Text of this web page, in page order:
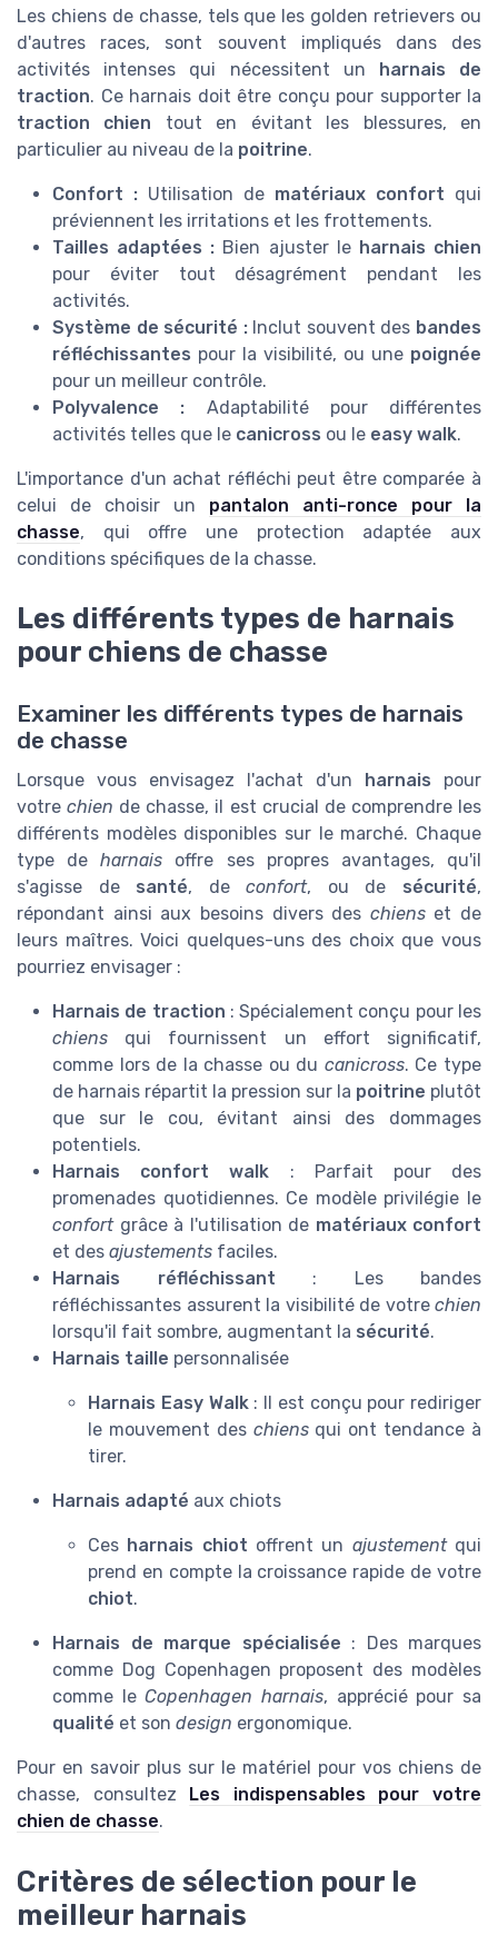
Les chiens de chasse, tels que les golden retrievers ou
d'autres races, sont souvent impliqués dans des
activités intenses qui nécessitent un harnais de
traction. Ce harnais doit être conçu pour supporter la
traction chien tout en évitant les blessures, en
particulier au niveau de la poitrine.
Confort : Utilisation de matériaux confort qui
préviennent les irritations et les frottements.
Tailles adaptées : Bien ajuster le harnais chien
pour éviter tout désagrément pendant les
activités.
Système de sécurité :Inclut souvent des bandes
réfléchissantes pour la visibilité, ou une poignée
pour un meilleur contrôle.
Polyvalence : Adaptabilité pour différentes
activités telles que le canicross ou le easy walk.
L'importance d'un achat réfléchi peut être comparée à
celui de choisir un pantalon anti-ronce pour la
chasse, qui offre une protection adaptée aux
conditions spécifiques de la chasse.
Les différents types de harnais
pour chiens de chasse
Examiner les différents types de harnais
de chasse
Lorsque vous envisagez l'achat d'un harnais pour
votrechien de chasse, il est crucial de comprendre les
différents modèles disponibles sur le marché. Chaque
type deharnais offre ses propres avantages, qu'il
s'agisse de santé, deconfort, ou de sécurité,
répondant ainsi aux besoins divers des chienset de
leurs maîtres. Voici quelques-uns des choix que vous
pourriez envisager :
Harnais de traction : Spécialement conçu pour les
chiens qui fournissent un effort significatif,
comme lors de la chasse ou du canicross. Ce type
de harnais répartit la pression sur la poitrine plutôt
que sur le cou, évitant ainsi des dommages
potentiels.
Harnais confort walk : Parfait pour des
promenades quotidiennes. Ce modèle privilégie le
confortgrâce à l'utilisation de matériaux confort
et des ajustements faciles.
Harnais réfléchissant : Les bandes
réfléchissantes assurent la visibilité de votre chien
lorsqu'il fait sombre, augmentant la sécurité.
Harnais taille personnalisée
Harnais Easy Walk: Il est conçu pour rediriger
le mouvement des chiensqui ont tendance à
tirer.
Harnais adapté aux chiots
Ces harnais chiot offrent un ajustementqui
prend en compte la croissance rapide de votre
chiot.
Harnais de marque spécialisée : Des marques
comme Dog Copenhagen proposent des modèles
comme leCopenhagen harnais, apprécié pour sa
qualité et son design ergonomique.
Pour en savoir plus sur le matériel pour vos chiens de
chasse, consultez
Les indispensables pour votre
chien de chasse.
Critères de sélection pour le
meilleur harnais